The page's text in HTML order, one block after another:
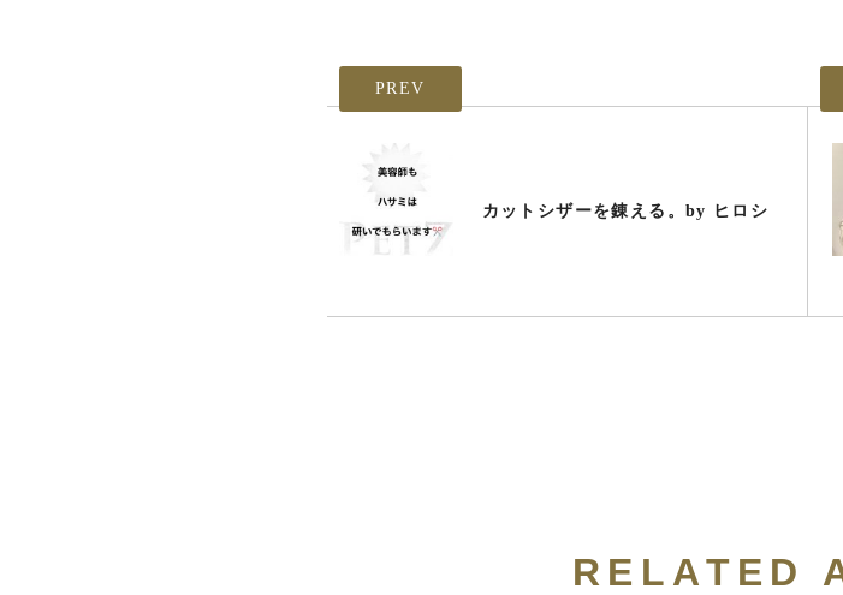
PREV
カットシザーを錬える。by ヒロシ
RELATED